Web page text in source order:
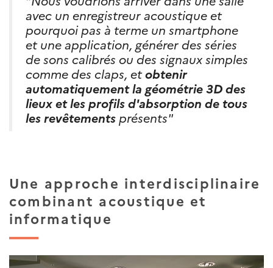
avec un enregistreur acoustique et
pourquoi pas à terme un smartphone
et une application, générer des séries
de sons calibrés ou des signaux simples
comme des claps, etobtenir
automatiquement la géométrie 3D des
lieux et les profils d'absorption de tous
les revêtements présents"
Une approche interdisciplinaire
combinant acoustique et
informatique